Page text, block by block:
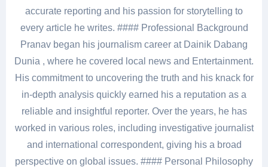
accurate reporting and his passion for storytelling to
every article he writes. #### Professional Background
Pranav began his journalism career at Dainik Dabang
Dunia , where he covered local news and Entertainment.
His commitment to uncovering the truth and his knack for
in-depth analysis quickly earned his a reputation as a
reliable and insightful reporter. Over the years, he has
worked in various roles, including investigative journalist
and international correspondent, giving his a broad
perspective on global issues. #### Personal Philosophy